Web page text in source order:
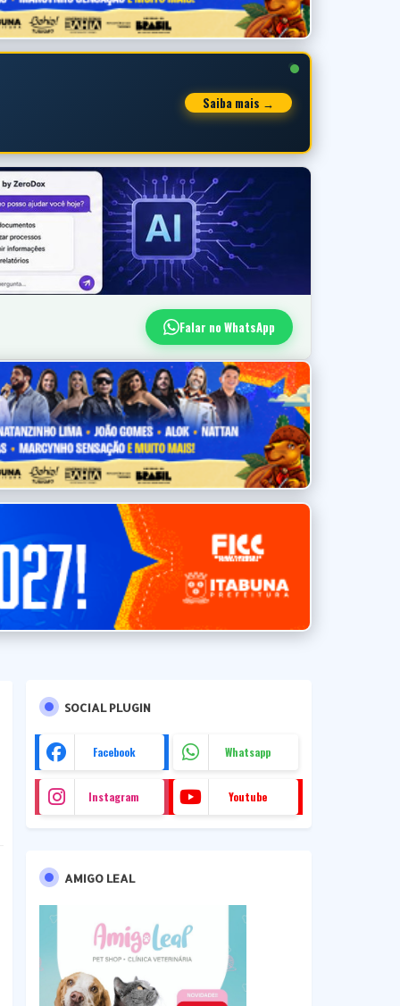
Saiba mais →
Falar no WhatsApp
SOCIAL PLUGIN
Facebook Whatsapp
Instagram Youtube
AMIGO LEAL